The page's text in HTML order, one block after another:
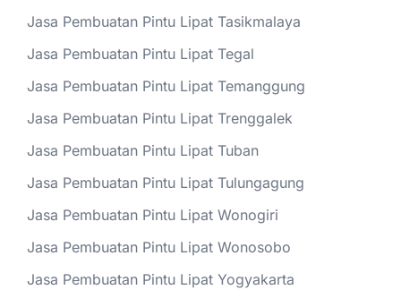
Jasa Pembuatan Pintu Lipat Tasikmalaya
Jasa Pembuatan Pintu Lipat Tegal
Jasa Pembuatan Pintu Lipat Temanggung
Jasa Pembuatan Pintu Lipat Trenggalek
Jasa Pembuatan Pintu Lipat Tuban
Jasa Pembuatan Pintu Lipat Tulungagung
Jasa Pembuatan Pintu Lipat Wonogiri
Jasa Pembuatan Pintu Lipat Wonosobo
Jasa Pembuatan Pintu Lipat Yogyakarta